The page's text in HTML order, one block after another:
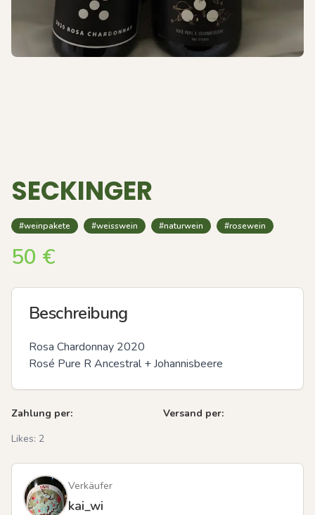
SECKINGER
#weinpakete #weisswein #naturwein #rosewein
50 €
Beschreibung
Rosa Chardonnay 2020
Rosé Pure R Ancestral + Johannisbeere
Zahlung per:
Versand per:
Likes: 2
Verkäufer
kai_wi